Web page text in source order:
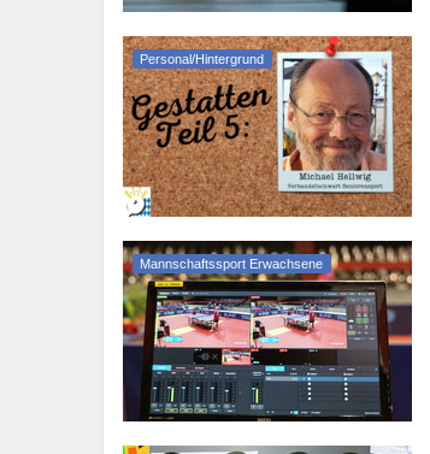
Personal/Hintergrund
Mannschaftssport Erwachsene